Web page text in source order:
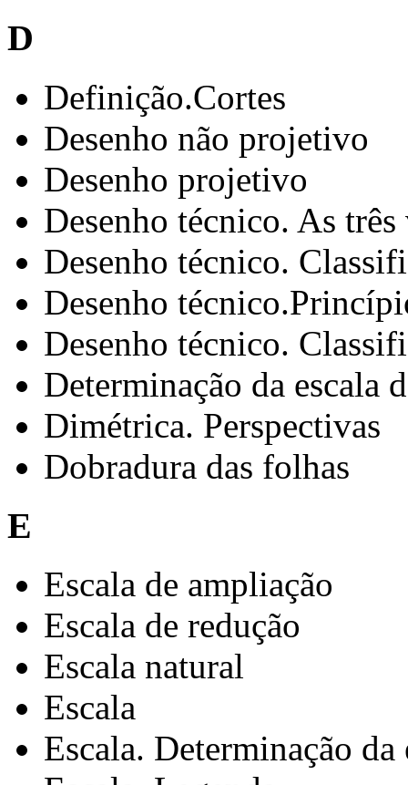
D
Definição.Cortes
Desenho não projetivo
Desenho projetivo
Desenho técnico. As
Desenho técnico.
Desenho
Desenho técnico.
Determinação da escala
Dimétrica. Perspectivas
Dobradura das folhas
E
Escala de ampliação
Escala de redução
Escala natural
Escala
Escala. Determinação da